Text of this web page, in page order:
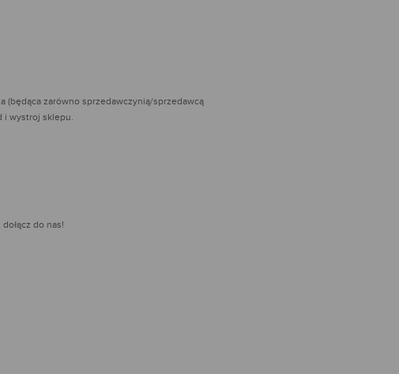
(będąca zarówno sprzedawczynią/sprzedawcą
i wystroj sklepu.
do nas!